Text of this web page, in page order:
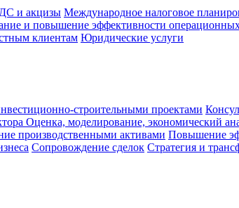
и акцизы Международное налоговое
и повышение эффективности
клиентам Юридические услуги
строительными проектами
Оценка, моделирование, экономический
производственными активами Повышение
Сопровождение сделок Стратегия и